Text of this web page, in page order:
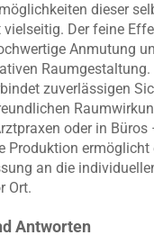
dieser
Der feine
Anmutung
zuverlässigen
oder in Büros
Produktion ermöglicht
an die
Ort.
Antworten